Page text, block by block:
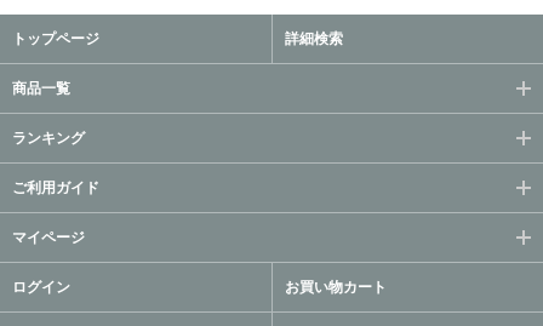
トップページ 詳細検索
商品一覧
ランキング
ご利用ガイド
マイページ
ログイン お買い物カート